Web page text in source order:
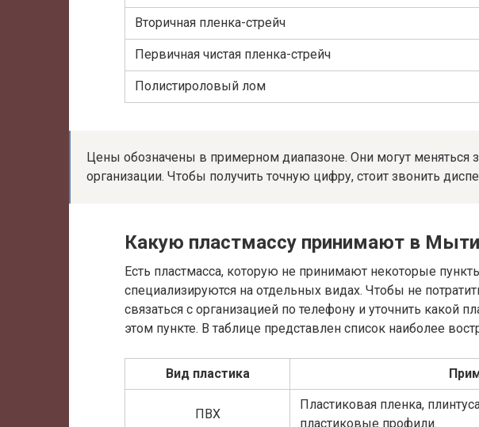
Вторичная пленка-стрейч
Первичная чистая пленка-стрейч
Полистироловый лом
Цены обозначены в примерном диапазоне. Они могут меняться
организации. Чтобы получить точную цифру, стоит звонить
Какую пластмассу принимают в
Есть пластмасса, которую не принимают некоторые
специализируются на отдельных видах. Чтобы не
связаться с организацией по телефону и уточнить какой
этом пункте. В таблице представлен список наиболее
Вид пластика
ПВХ
Пластиковая пленка,
пластиковые профили.